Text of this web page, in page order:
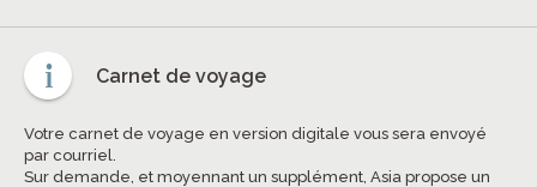
Carnet de voyage
Votre carnet de voyage en version digitale vous sera envoyé
par courriel.
Sur demande, et moyennant un supplément, Asia propose un